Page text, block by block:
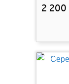
2 200